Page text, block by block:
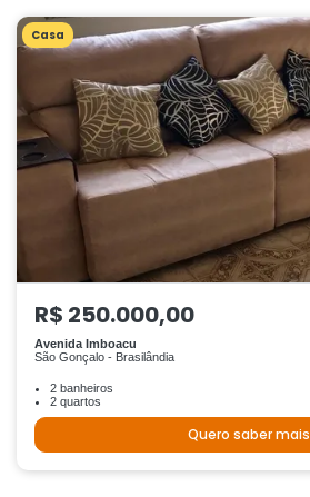
Casa
R$ 250.000,00
Avenida Imboacu
São Gonçalo - Brasilândia
2 banheiros
2 quartos
Quero saber mais